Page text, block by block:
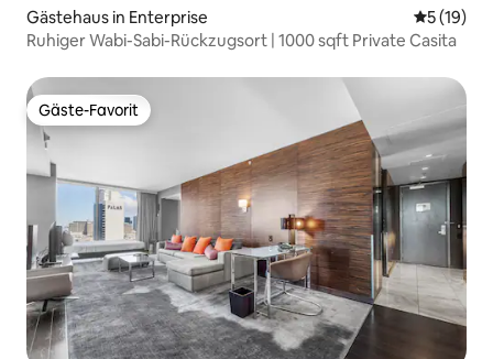
Gästehaus in Enterprise
5 (19)
Ruhiger Wabi-Sabi-Rückzugsort | 1000 sqft Private Casita
Gäste-Favorit
Gäste-Favorit